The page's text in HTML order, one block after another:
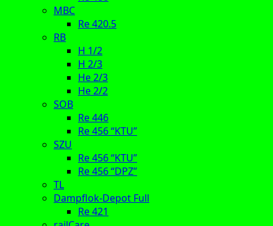
MBC
Re 420.5
RB
H 1/2
H 2/3
He 2/3
He 2/2
SOB
Re 446
Re 456 “KTU”
SZU
Re 456 “KTU”
Re 456 “DPZ”
TL
Dampflok-Depot Full
Re 421